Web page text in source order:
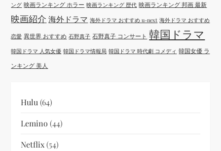
ング 映画ランキング ホラー 映画ランキング 歴代 映画ランキング 邦画 最新
映画紹介 海外ドラマ 海外ドラマ おすすめ u-next 海外ドラマ おすすめ
恋愛 異世界 おすすめ 石野真子 石野真子 コンサート 韓国ドラマ
韓国ドラマ 人気女優 韓国ドラマ情報局 韓国ドラマ 時代劇 コメディ 韓国女優 ラ
ンキング 美人
Hulu (64)
Lemino (44)
Netflix(54)